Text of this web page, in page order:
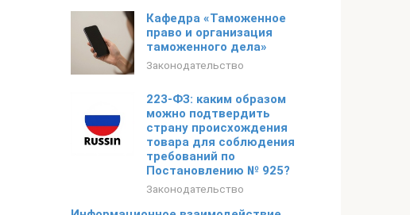
Кафедра «Таможенное
право и организация
таможенного дела»
Законодательство
223-ФЗ: каким образом
можно подтвердить
страну происхождения
товара для соблюдения
требований по
Постановлению № 925?
Законодательство